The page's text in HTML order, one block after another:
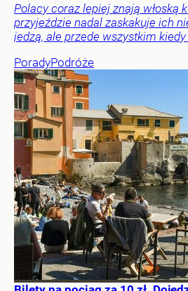
Polacy coraz lepiej znają włoską
przyjeździe nadal zaskakuje ich
jedzą, ale przede wszystkim kiedy
PoradyPodróże